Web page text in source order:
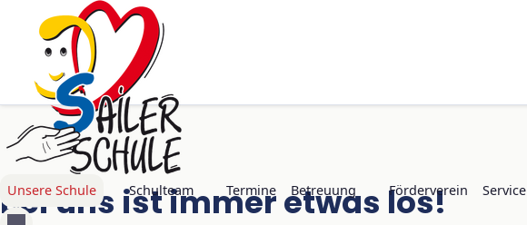
Navigation überspringen
Unsere Schule Schulteam Termine Betreuung Förderverein Service
Bei uns ist immer etwas los!